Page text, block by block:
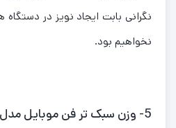
نگرانی بابت ایجاد نویز در دستگاه
نخواهیم بود.
5- وزن سبک تر فن موبایل مدل N6